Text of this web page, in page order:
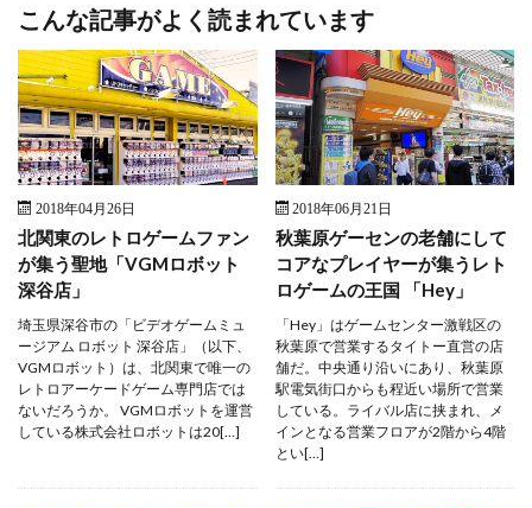
こんな記事がよく読まれています
2018年04月26日
北関東のレトロゲームファン
が集う聖地「VGMロボット
深谷店」
埼玉県深谷市の「ビデオゲームミュ
ージアム ロボット 深谷店」（以下、
VGMロボット）は、北関東で唯一の
レトロアーケードゲーム専門店では
ないだろうか。 VGMロボットを運営
している株式会社ロボットは20[…]
2018年06月21日
秋葉原ゲーセンの老舗にして
コアなプレイヤーが集うレト
ロゲームの王国 「Hey」
「Hey」はゲームセンター激戦区の
秋葉原で営業するタイトー直営の店
舗だ。中央通り沿いにあり、秋葉原
駅電気街口からも程近い場所で営業
している。ライバル店に挟まれ、メ
インとなる営業フロアが2階から4階
とい[…]